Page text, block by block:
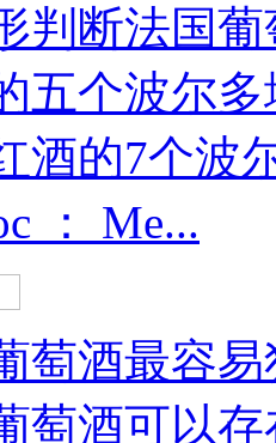
判断法国
五个波尔多
酒的7个波
： Me...
萄酒最容
萄酒可以